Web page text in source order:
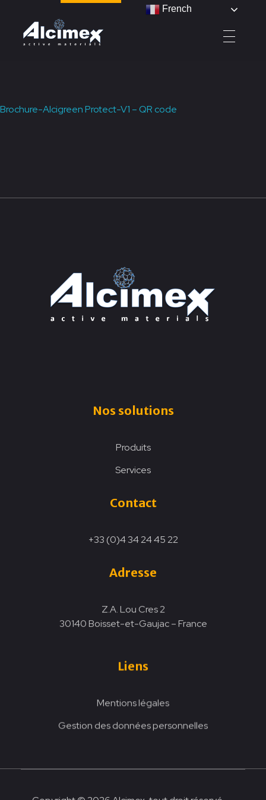
Brochure-Alcigreen Protect-V1 – QR code
Nos solutions
Produits
Services
Contact
+33 (0)4 34 24 45 22
Adresse
Z.A. Lou Cres 2
30140 Boisset-et-Gaujac – France
Liens
Mentions légales
Gestion des données personnelles
French